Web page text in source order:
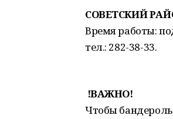
СОВЕТСКИЙ
Время работы:
тел.: 282-38-33.
!ВАЖНО!
Чтобы